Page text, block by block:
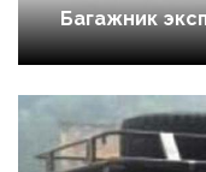
Багажник